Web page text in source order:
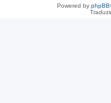
Powered by phpBB